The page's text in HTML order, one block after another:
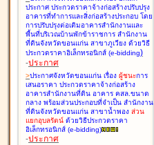
ประกาศ ประกวดราคาจ้างก่อสร้างปรับปรุง
อาคารที่ทำการและสิ่งก่อสร้างประกอบ โดย
การปรับปรุงต่อเติมอาคารสำนักงานและ
พื้นที่บริเวณบ้านพักข้าราชการ สำนักงาน
ที่ดินจังหวัดขอนแก่น สาขาภูเวียง ด้วยวิธี
ประกวดราคาอิเล็กทรอนิกส์ (e-bidding)
-ประกาศ
>ประกาศจังหวัดขอนแก่น เรื่อง ผู้ชนะการ
เสนอราคา ประกวดราคาจ้างก่อสร้าง
อาคารสำนักงานที่ดิน อาคาร คสล.ขนาด
กลาง พร้อมส่วนประกอบที่จำเป็น สำนักงาน
ที่ดินจังหวัดขอนแก่น สาขาน้ำพอง ส่วน
แยกอุบลรัตน์ ด้วยวิธีประกวดราคา
อิเล็กทรอนิกส์ (e-bidding)
-ประกาศ